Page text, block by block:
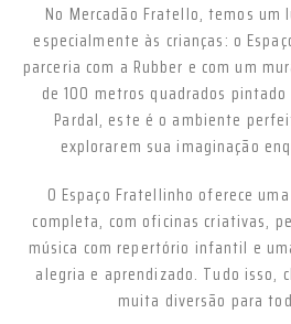
No Mercadão Fratello, temos um
especialmente às crianças: o
parceria com a Rubber e com um
de 100 metros quadrados
Pardal, este é o ambiente
explorarem sua imaginação
O Espaço Fratellinho oferece
completa, com oficinas criativas,
música com repertório infantil e
alegria e aprendizado. Tudo isso,
muita diversão para